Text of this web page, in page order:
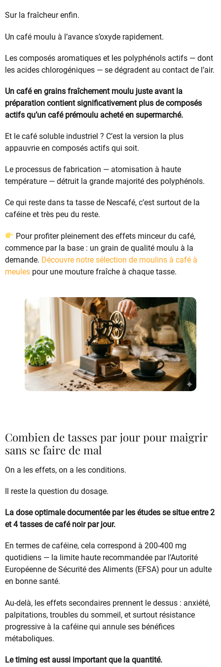
Sur la fraîcheur enfin.
Un café moulu à l’avance s’oxyde rapidement.
Les composés aromatiques et les polyphénols actifs — dont
les acides chlorogéniques — se dégradent au contact de l’air.
Un café en grains fraîchement moulu juste avant la
préparation contient significativement plus de composés
actifs qu’un café prémoulu acheté en supermarché.
Et le café soluble industriel ? C’est la version la plus
appauvrie en composés actifs qui soit.
Le processus de fabrication — atomisation à haute
température — détruit la grande majorité des polyphénols.
Ce qui reste dans ta tasse de Nescafé, c’est surtout de la
caféine et très peu du reste.
Pour profiter pleinement des effets minceur du café,
commence par la base : un grain de qualité moulu à la
demande. Découvre notre sélection de moulins à café à
meules pour une mouture fraîche à chaque tasse.
Combien de tasses par jour pour maigrir
sans se faire de mal
On a les effets, on a les conditions.
Il reste la question du dosage.
La dose optimale documentée par les études se situe entre 2
et 4 tasses de café noir par jour.
En termes de caféine, cela correspond à 200-400 mg
quotidiens — la limite haute recommandée par l’Autorité
Européenne de Sécurité des Aliments (EFSA) pour un adulte
en bonne santé.
Au-delà, les effets secondaires prennent le dessus : anxiété,
palpitations, troubles du sommeil, et surtout résistance
progressive à la caféine qui annule ses bénéfices
métaboliques.
Le timing est aussi important que la quantité.